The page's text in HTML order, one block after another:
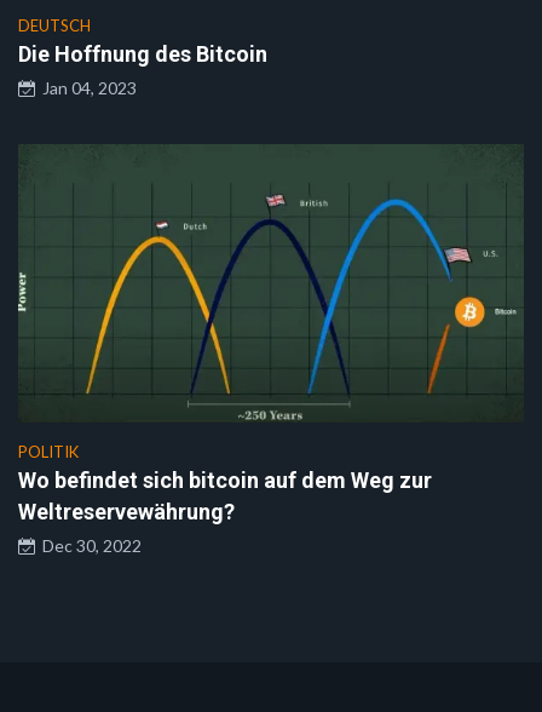
DEUTSCH
Die Hoffnung des Bitcoin
Jan 04, 2023
POLITIK
Wo befindet sich bitcoin auf dem Weg zur
Weltreservewährung?
Dec 30, 2022